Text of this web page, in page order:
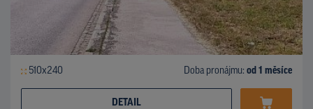
510x240 Doba pronájmu: od 1 měsíce
DETAIL